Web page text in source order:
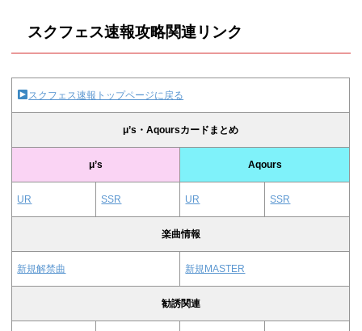
スクフェス速報攻略関連リンク
スクフェス速報トップページに戻る
μ’s・Aqoursカードまとめ
μ’s Aqours
UR SSR UR SSR
楽曲情報
新規解禁曲 新規MASTER
勧誘関連